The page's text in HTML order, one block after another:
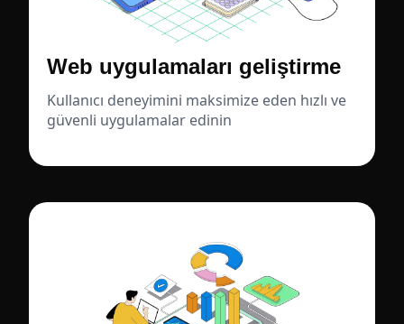
Web uygulamaları geliştirme
Kullanıcı deneyimini maksimize eden hızlı ve
güvenli uygulamalar edinin